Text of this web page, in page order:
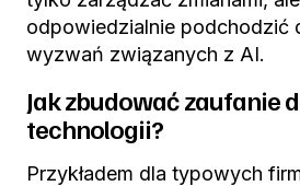
odpowiedzialnie podchodzić
wyzwań związanych z AI.
Jak zbudować zaufanie
technologii?
Przykładem dla typowych